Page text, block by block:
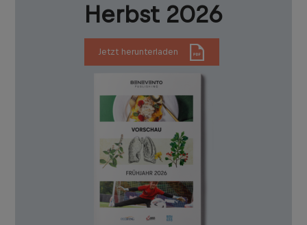
Herbst 2026
Jetzt herunterladen